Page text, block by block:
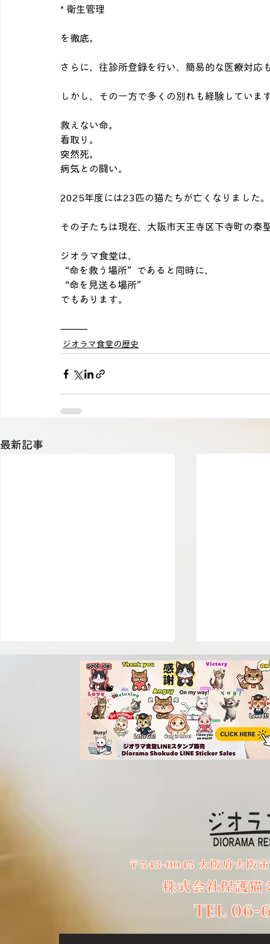
* 衛生管理
を徹底。
さらに、往診所登録を行い、簡易的な医療対応
しかし、その一方で多くの別れも経験していま
救えない命。
看取り。
突然死。
病気との闘い。
2025年度には23匹の猫たちが亡くなりました。
その子たちは現在、大阪市天王寺区下寺町の泰
ジオラマ食堂は、
“命を救う場所”であると同時に、
“命を見送る場所”
でもあります。
⸻
ジオラマ食堂の歴史
最新記事
終わりに ジオラマ食堂の歴
終わりに ジオラマ食堂は、単な
る猫カフェではありません。 そ
れは、 * 命の保護施設であり、 *
メディア発信基地であり、 * 観光
第9章 ジオ
第9章 ジオ
価値 ジオラ
以下の複合
長していま
ター機能 多
切さを発信
ィ 孤独や不
やし空間。
インバウン
〒543-0045 大阪府大阪
株式会社保護猫
TEL 06-